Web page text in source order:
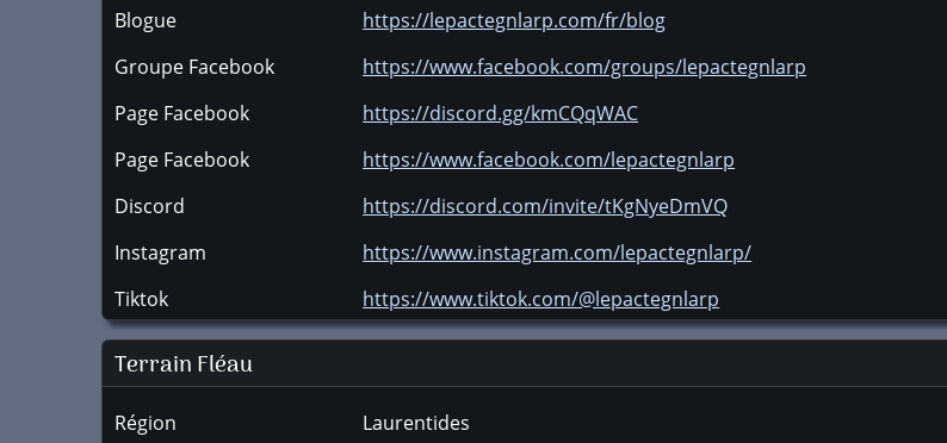
Blogue
https://lepactegnlarp.com/fr/blog
Groupe Facebook
https://www.facebook.com/groups/lepactegnlarp
Page Facebook
https://discord.gg/kmCQqWAC
Page Facebook
https://www.facebook.com/lepactegnlarp
Discord
https://discord.com/invite/tKgNyeDmVQ
Instagram
https://www.instagram.com/lepactegnlarp/
Tiktok
https://www.tiktok.com/@lepactegnlarp
Terrain Fléau
Région
Laurentides